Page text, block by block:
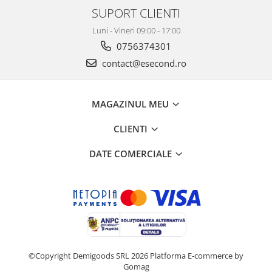
Servere, Componente & UPS
Sport & Activitati in aer liber
Accesorii antrenament
Accesorii Fitness
TV, Audio & Foto
Aparate Foto & Accesorii
Audio HI-FI & Profesionale
Drone si Accesorii
SUPORT CLIENTI
Luni - Vineri 09:00 - 17:00
0756374301
contact@esecond.ro
MAGAZINUL MEU
CLIENTI
DATE COMERCIALE
©Copyright Demigoods SRL 2026 Platforma E-commerce by
Gomag